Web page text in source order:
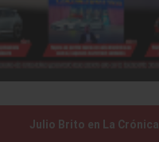
Julio Brito en La Crónica